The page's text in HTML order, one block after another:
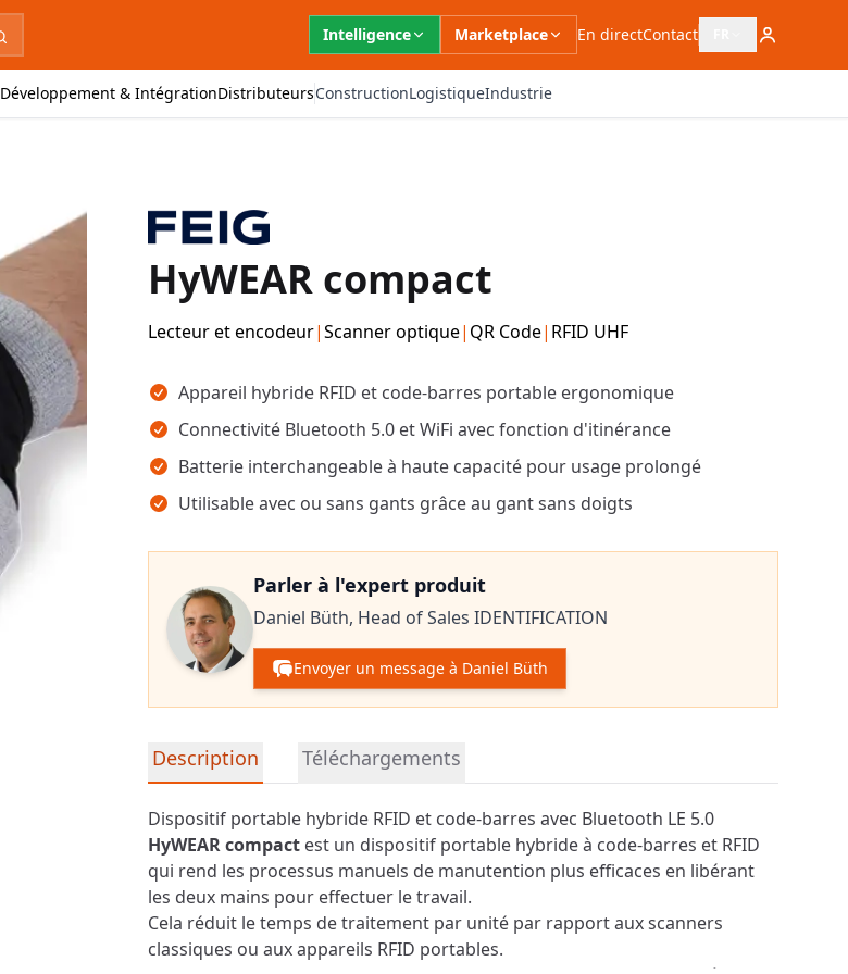
Intelligence Marketplace En directContact Ouvrir le sélecteur
Développement & IntégrationDistributeursConstructionLogistiqueIndustrie
HyWEAR compact
Lecteur et encodeur|Scanner optique| QR Code| RFID UHF
Points clés
Appareil hybride RFID et code-barres portable ergonomique
Connectivité Bluetooth 5.0 et WiFi avec fonction d'itinérance
Batterie interchangeable à haute capacité pour usage prolongé
Utilisable avec ou sans gants grâce au gant sans doigts
Parler à l'expert produit
Daniel Büth, Head of Sales IDENTIFICATION
Envoyer un message à Daniel Büth
Informations détaillées sur le produit
Description Téléchargements
Dispositif portable hybride RFID et code-barres avec Bluetooth LE 5.0
HyWEAR compact est un dispositif portable hybride à code-barres et RFID
qui rend les processus manuels de manutention plus efficaces en libérant
les deux mains pour effectuer le travail.
Cela réduit le temps de traitement par unité par rapport aux scanners
classiques ou aux appareils RFID portables.